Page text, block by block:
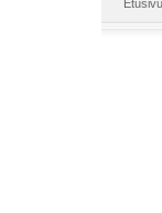
Etusivu